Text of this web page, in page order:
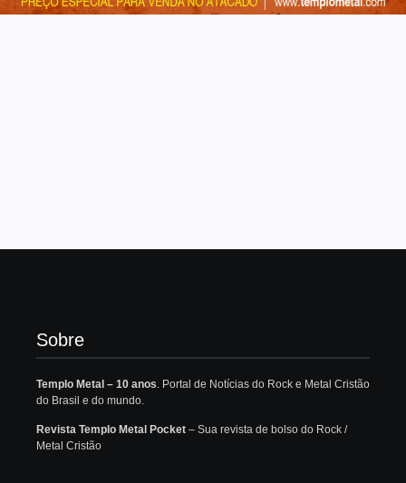
Sobre
Templo Metal – 10 anos . Portal de Notícias do Rock e Metal Cristão
do Brasil e do mundo.
Revista Templo Metal Pocket – Sua revista de bolso do Rock /
Metal Cristão